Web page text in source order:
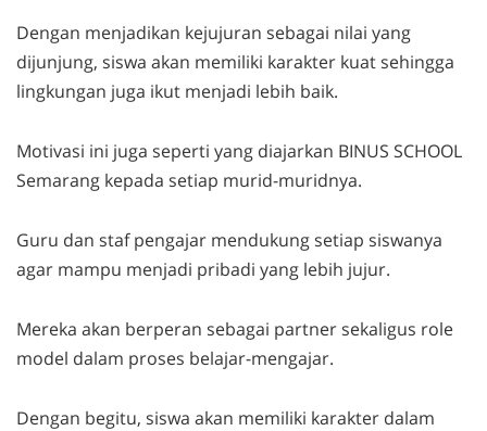
Dengan menjadikan kejujuran sebagai nilai yang
dijunjung, siswa akan memiliki karakter kuat sehingga
lingkungan juga ikut menjadi lebih baik.
Motivasi ini juga seperti yang diajarkan BINUS SCHOOL
Semarang kepada setiap murid-muridnya.
Guru dan staf pengajar mendukung setiap siswanya
agar mampu menjadi pribadi yang lebih jujur.
Mereka akan berperan sebagai partnersekaligus role
model dalam proses belajar-mengajar.
Dengan begitu, siswa akan memiliki karakter dalam